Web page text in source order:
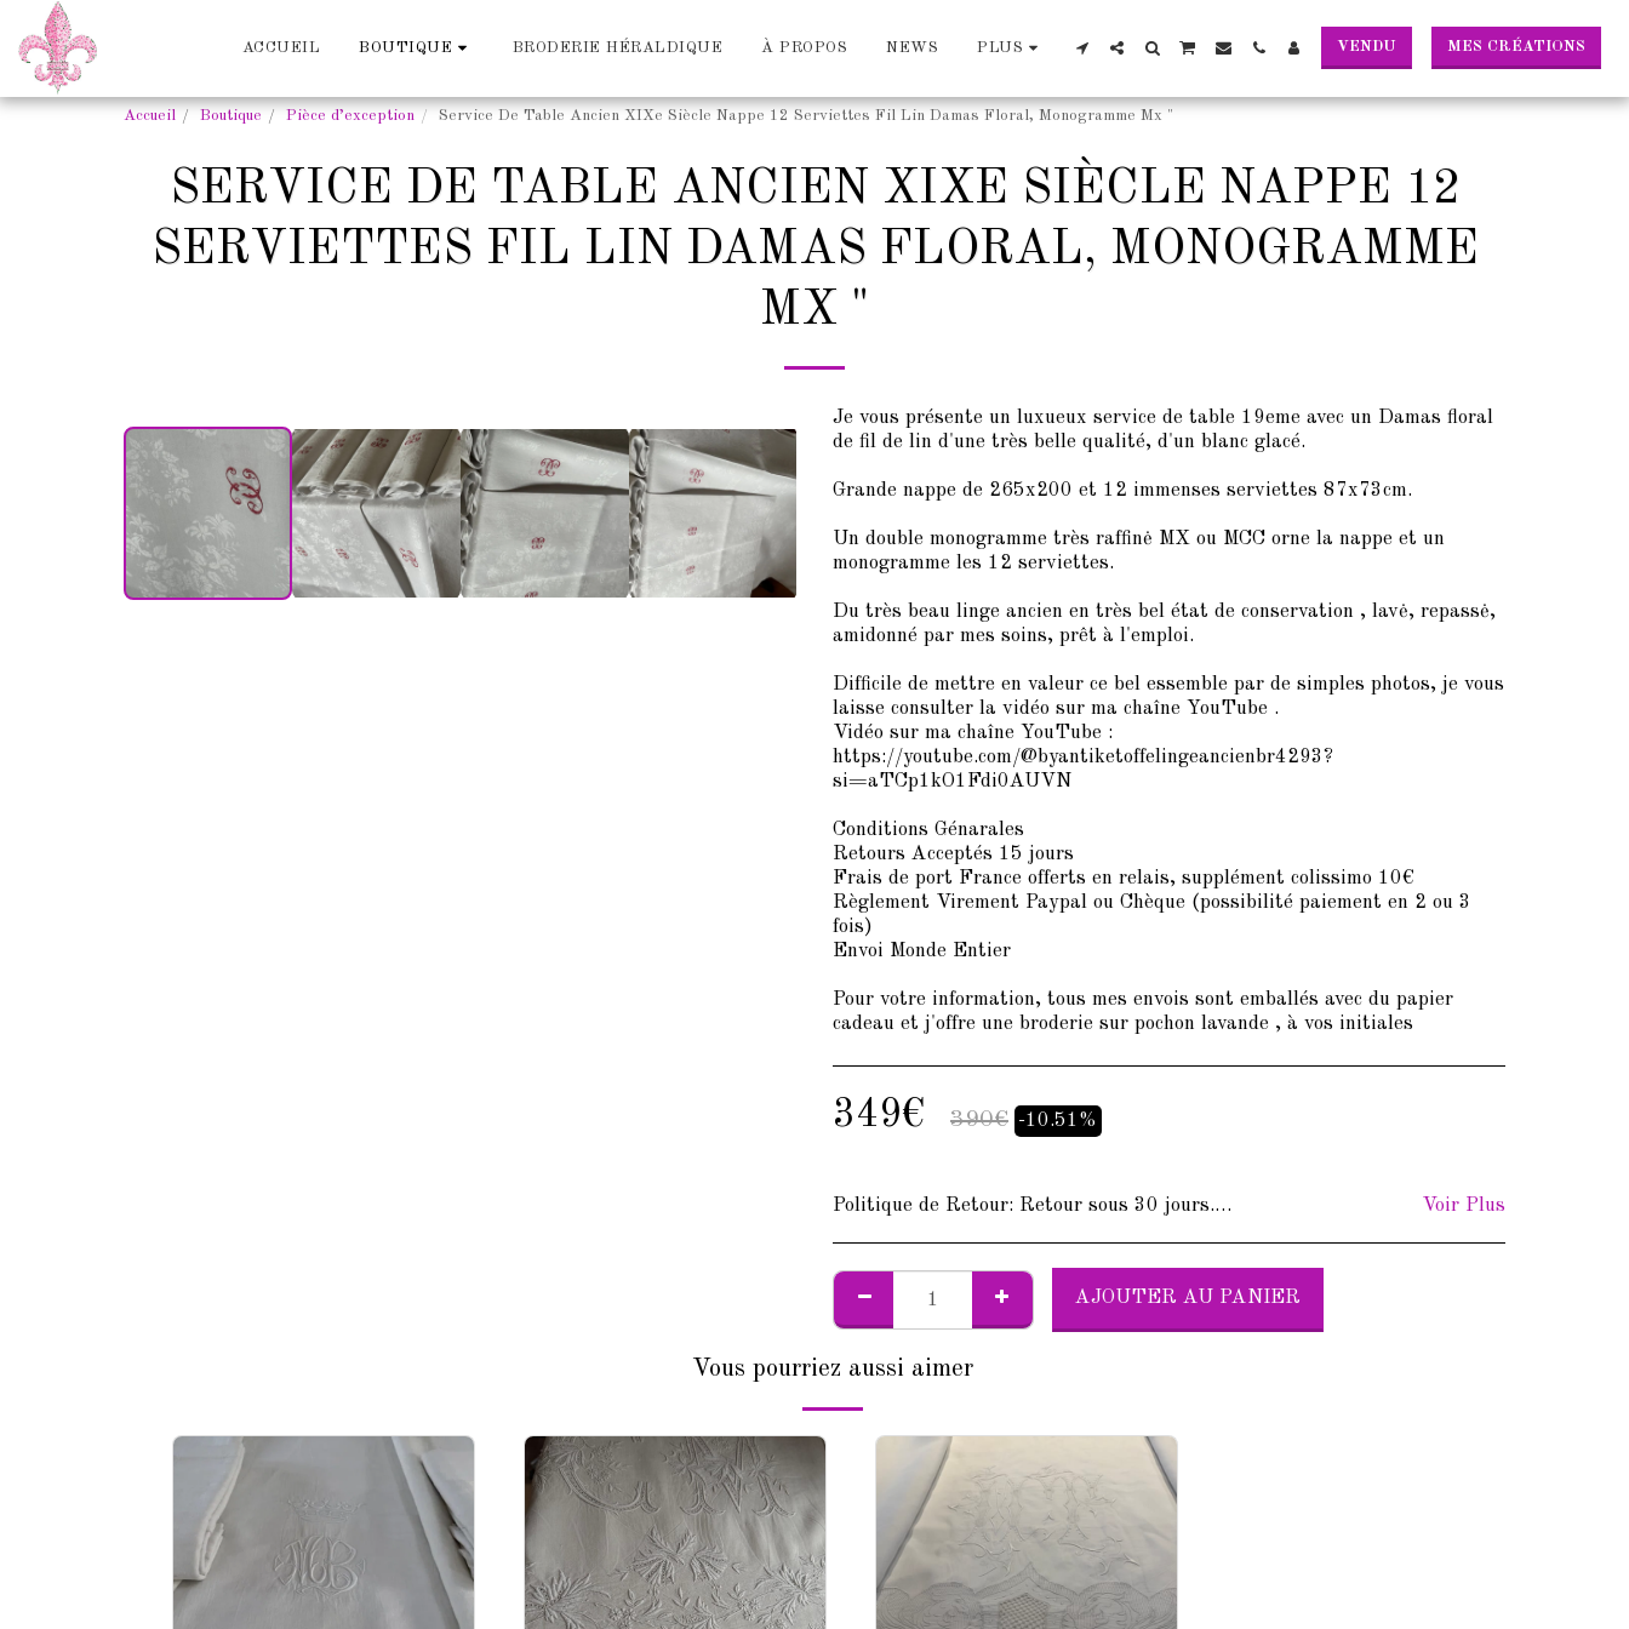
ACCUEIL BOUTIQUE BRODERIE HÉRALDIQUE À PROPOS NEWS PLUS VENDU MES CRÉATIONS
Accueil Boutique Pièce d’exception Service De Table Ancien XIXe Siècle Nappe 12 Serviettes Fil Lin Damas Floral, Monogramme Mx "
SERVICE DE TABLE ANCIEN XIXE SIÈCLE NAPPE 12
SERVIETTES FIL LIN DAMAS FLORAL, MONOGRAMME
MX "
XIXÈME
Je vous présente un luxueux service de table 19eme avec un Damas floral
de fil de lin d'une très belle qualité, d'un blanc glacé.
Grande nappe de 265x200 et 12 immenses serviettes 87x73cm.
Un double monogramme très raffinė MX ou MCC orne la nappe et un
monogramme les 12 serviettes.
Du très beau linge ancien en très bel état de conservation , lavė, repassė,
amidonné par mes soins, prêt à l'emploi.
Difficile de mettre en valeur ce bel essemble par de simples photos, je vous
laisse consulter la vidéo sur ma chaîne YouTube .
Vidéo sur ma chaîne YouTube :
https://youtube.com/@byantiketoffelingeancienbr4293?
si=aTCp1kO1Fdi0AUVN
Conditions Génarales
Retours Acceptés 15 jours
Frais de port France offerts en relais, supplément colissimo 10€
Règlement Virement Paypal ou Chèque (possibilité paiement en 2 ou 3
fois)
Envoi Monde Entier
Pour votre information, tous mes envois sont emballés avec du papier
cadeau et j'offre une broderie sur pochon lavande , à vos initiales
349€ 390€ -10.51%
Politique de Retour: Retour sous 30 jours. Frais de retour à votre charge. Voir Plus
AJOUTER AU PANIER
Vous pourriez aussi aimer